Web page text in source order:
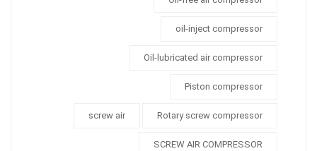
oil-inject compressor
Oil-lubricated air compressor
Piston compressor
Rotary screw compressor
screw air
SCREW AIR COMPRESSOR